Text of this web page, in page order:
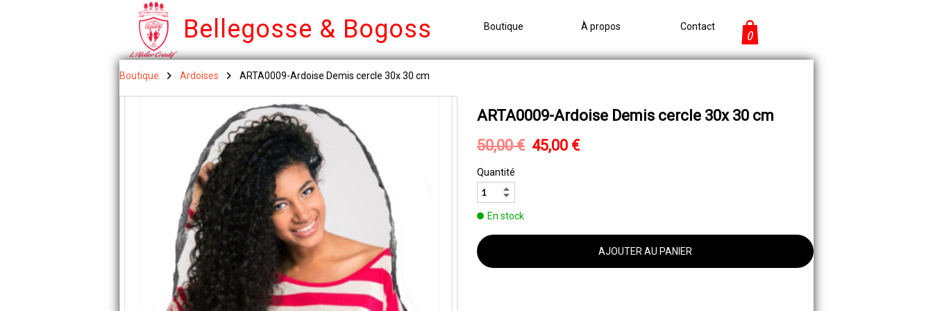
0
Bellegosse & Bogoss Boutique À propos Contact
Boutique Ardoises ARTA0009-Ardoise Demis cercle 30x 30 cm
ARTA0009-Ardoise Demis cercle 30x 30 cm
50,00 € 45,00 €
Quantité
En stock